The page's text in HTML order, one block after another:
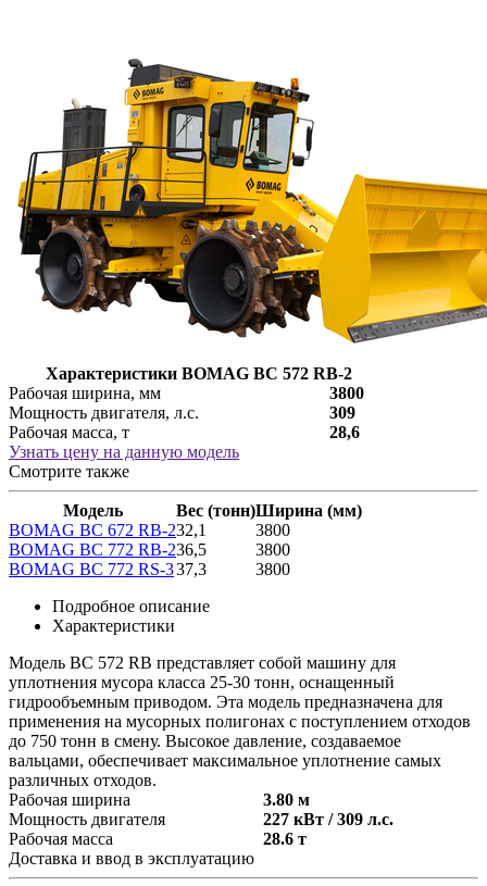
Характеристики BOMAG BC 572 RB-2
Рабочая ширина, мм
3800
Мощность двигателя, л.с.
309
Рабочая масса, т
28,6
Узнать цену на данную модель
Смотрите также
Модель Вес (тонн)Ширина (мм)
BOMAG BC 672 RB-232,1
3800
BOMAG BC 772 RB-236,5
3800
BOMAG BC 772 RS-337,3
3800
Подробное описание
Характеристики
Модель BC 572 RB представляет собой машину для
уплотнения мусора класса 25-30 тонн, оснащенный
гидрообъемным приводом. Эта модель предназначена для
применения на мусорных полигонах с поступлением отходов
до 750 тонн в смену. Высокое давление, создаваемое
вальцами, обеспечивает максимальное уплотнение самых
различных отходов.
Рабочая ширина
3.80 м
Мощность двигателя
227 кВт / 309 л.с.
Рабочая масса
28.6 т
Доставка и ввод в эксплуатацию